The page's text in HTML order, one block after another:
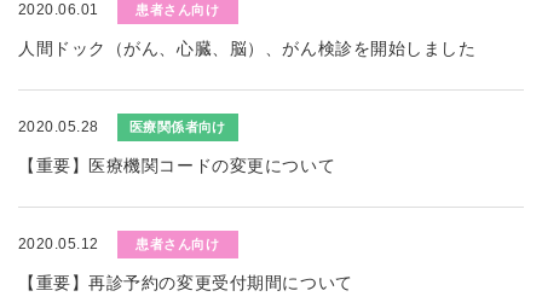
2020.06.01 患者さん向け
人間ドック（がん、心臓、脳）、がん検診を開始しました
2020.05.28 医療関係者向け
【重要】医療機関コードの変更について
2020.05.12 患者さん向け
【重要】再診予約の変更受付期間について